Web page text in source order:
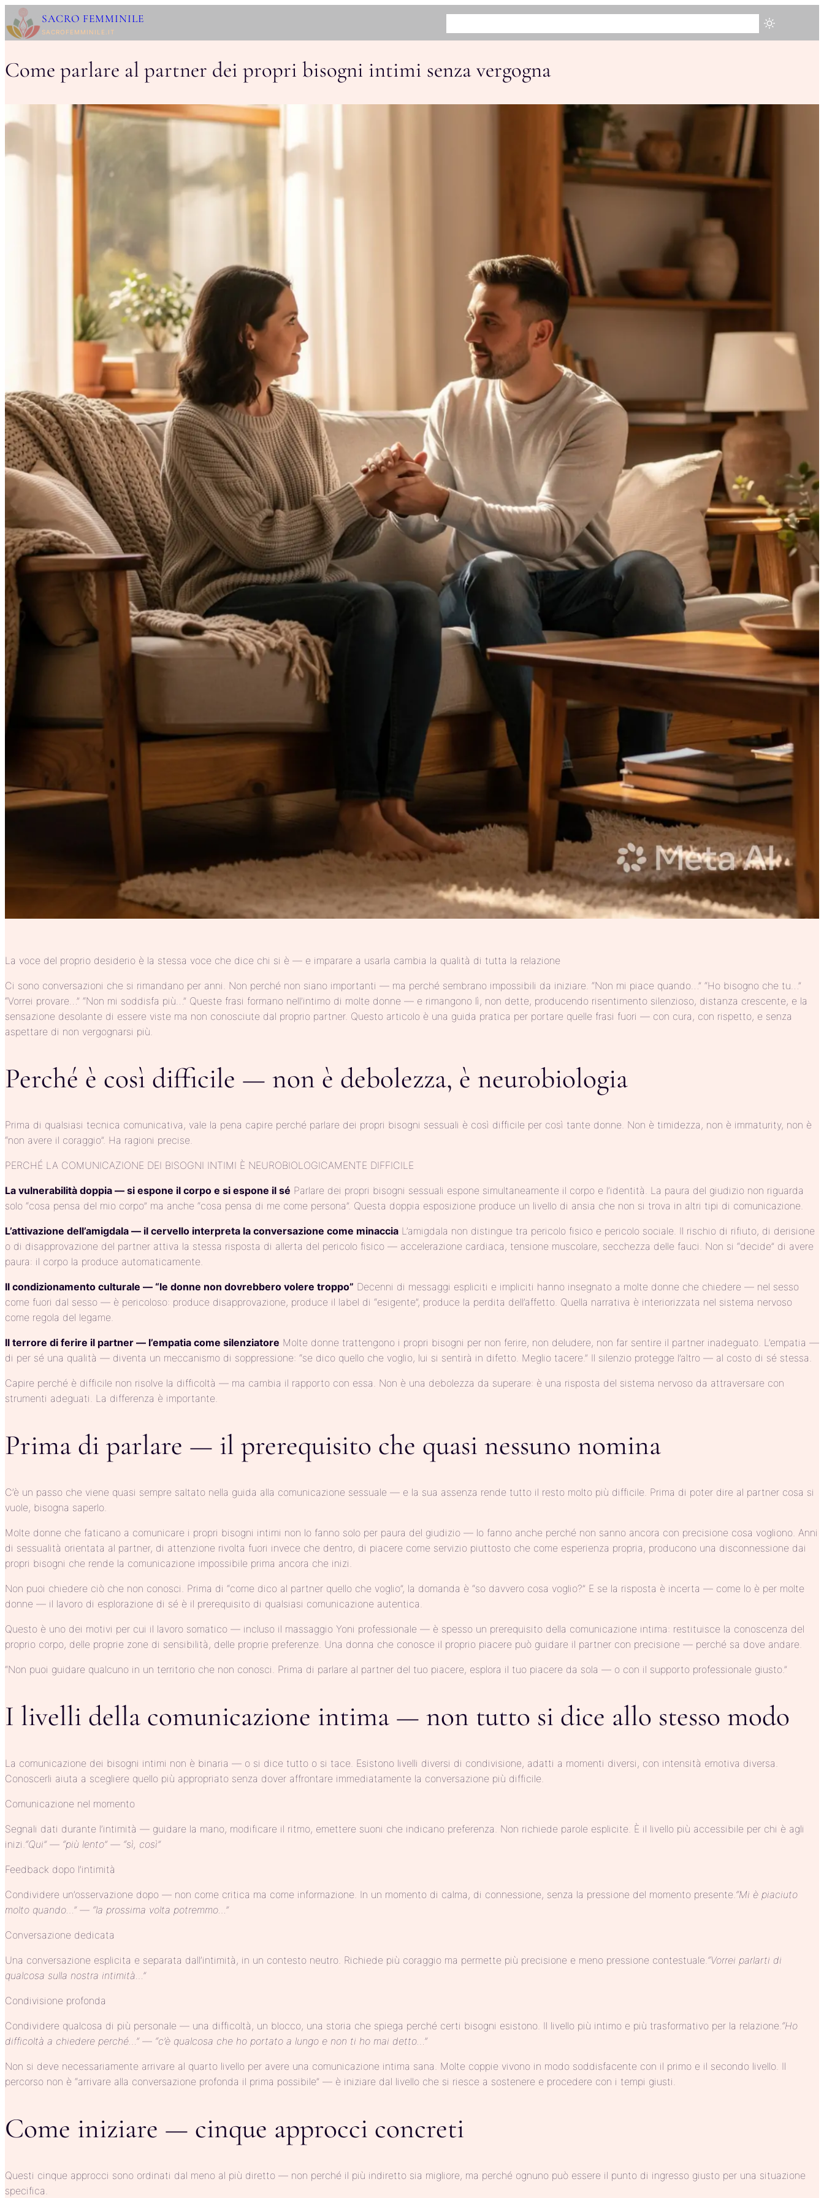
al
SACRO FEMMINILE
SACROFEMMINILE.IT
Come parlare al partner dei propri bisogni intimi senza vergogna
La voce del proprio desiderio è la stessa voce che dice chi si è — e imparare a usarla cambia la qualità di tutta la relazione
Ci sono conversazioni che si rimandano per anni. Non perché non siano importanti — ma perché sembrano impossibili da iniziare. “Non mi piace quando…” “Ho bisogno che tu…”
“Vorrei provare…” “Non mi soddisfa più…” Queste frasi formano nell’intimo di molte donne — e rimangono lì, non dette, producendo risentimento silenzioso, distanza crescente, e la
sensazione desolante di essere viste ma non conosciute dal proprio partner. Questo articolo è una guida pratica per portare quelle frasi fuori — con cura, con rispetto, e senza
aspettare di non vergognarsi più.
Perché è così difficile — non è debolezza, è neurobiologia
Prima di qualsiasi tecnica comunicativa, vale la pena capire perché parlare dei propri bisogni sessuali è così difficile per così tante donne. Non è timidezza, non è immaturity, non è
“non avere il coraggio”. Ha ragioni precise.
PERCHÉ LA COMUNICAZIONE DEI BISOGNI INTIMI È NEUROBIOLOGICAMENTE DIFFICILE
La vulnerabilità doppia — si espone il corpo e si espone il sé Parlare dei propri bisogni sessuali espone simultaneamente il corpo e l’identità. La paura del giudizio non riguarda
solo “cosa pensa del mio corpo” ma anche “cosa pensa di me come persona”. Questa doppia esposizione produce un livello di ansia che non si trova in altri tipi di comunicazione.
L’attivazione dell’amigdala — il cervello interpreta la conversazione come minaccia L’amigdala non distingue tra pericolo fisico e pericolo sociale. Il rischio di rifiuto, di derisione
o di disapprovazione del partner attiva la stessa risposta di allerta del pericolo fisico — accelerazione cardiaca, tensione muscolare, secchezza delle fauci. Non si “decide” di avere
paura: il corpo la produce automaticamente.
Il condizionamento culturale — “le donne non dovrebbero volere troppo” Decenni di messaggi espliciti e impliciti hanno insegnato a molte donne che chiedere — nel sesso
come fuori dal sesso — è pericoloso: produce disapprovazione, produce il label di “esigente”, produce la perdita dell’affetto. Quella narrativa è interiorizzata nel sistema nervoso
come regola del legame.
Il terrore di ferire il partner — l’empatia come silenziatore Molte donne trattengono i propri bisogni per non ferire, non deludere, non far sentire il partner inadeguato. L’empatia —
di per sé una qualità — diventa un meccanismo di soppressione: “se dico quello che voglio, lui si sentirà in difetto. Meglio tacere.” Il silenzio protegge l’altro — al costo di sé stessa.
Capire perché è difficile non risolve la difficoltà — ma cambia il rapporto con essa. Non è una debolezza da superare: è una risposta del sistema nervoso da attraversare con
strumenti adeguati. La differenza è importante.
Prima di parlare — il prerequisito che quasi nessuno nomina
C’è un passo che viene quasi sempre saltato nella guida alla comunicazione sessuale — e la sua assenza rende tutto il resto molto più difficile. Prima di poter dire al partner cosa si
vuole, bisogna saperlo.
Molte donne che faticano a comunicare i propri bisogni intimi non lo fanno solo per paura del giudizio — lo fanno anche perché non sanno ancora con precisione cosa vogliono. Anni
di sessualità orientata al partner, di attenzione rivolta fuori invece che dentro, di piacere come servizio piuttosto che come esperienza propria, producono una disconnessione dai
propri bisogni che rende la comunicazione impossibile prima ancora che inizi.
Non puoi chiedere ciò che non conosci. Prima di “come dico al partner quello che voglio”, la domanda è “so davvero cosa voglio?” E se la risposta è incerta — come lo è per molte
donne — il lavoro di esplorazione di sé è il prerequisito di qualsiasi comunicazione autentica.
Questo è uno dei motivi per cui il lavoro somatico — incluso il massaggio Yoni professionale — è spesso un prerequisito della comunicazione intima: restituisce la conoscenza del
proprio corpo, delle proprie zone di sensibilità, delle proprie preferenze. Una donna che conosce il proprio piacere può guidare il partner con precisione — perché sa dove andare.
“Non puoi guidare qualcuno in un territorio che non conosci. Prima di parlare al partner del tuo piacere, esplora il tuo piacere da sola — o con il supporto professionale giusto.”
I livelli della comunicazione intima — non tutto si dice allo stesso modo
La comunicazione dei bisogni intimi non è binaria — o si dice tutto o si tace. Esistono livelli diversi di condivisione, adatti a momenti diversi, con intensità emotiva diversa.
Conoscerli aiuta a scegliere quello più appropriato senza dover affrontare immediatamente la conversazione più difficile.
Comunicazione nel momento
Segnali dati durante l’intimità — guidare la mano, modificare il ritmo, emettere suoni che indicano preferenza. Non richiede parole esplicite. È il livello più accessibile per chi è agli
inizi. “Qui” — “più lento” — “sì, così”
Feedback dopo l’intimità
Condividere un’osservazione dopo — non come critica ma come informazione. In un momento di calma, di connessione, senza la pressione del momento presente. “Mi è piaciuto
molto quando…” — “la prossima volta potremmo…”
Conversazione dedicata
Una conversazione esplicita e separata dall’intimità, in un contesto neutro. Richiede più coraggio ma permette più precisione e meno pressione contestuale. “Vorrei parlarti di
qualcosa sulla nostra intimità…”
Condivisione profonda
Condividere qualcosa di più personale — una difficoltà, un blocco, una storia che spiega perché certi bisogni esistono. Il livello più intimo e più trasformativo per la relazione. “Ho
difficoltà a chiedere perché…” — “c’è qualcosa che ho portato a lungo e non ti ho mai detto…”
Non si deve necessariamente arrivare al quarto livello per avere una comunicazione intima sana. Molte coppie vivono in modo soddisfacente con il primo e il secondo livello. Il
percorso non è “arrivare alla conversazione profonda il prima possibile” — è iniziare dal livello che si riesce a sostenere e procedere con i tempi giusti.
Come iniziare — cinque approcci concreti
Questi cinque approcci sono ordinati dal meno al più diretto — non perché il più indiretto sia migliore, ma perché ognuno può essere il punto di ingresso giusto per una situazione
specifica.